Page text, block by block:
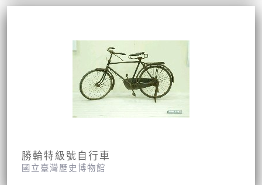
勝輪特級號自行車
國立臺灣歷史博物館